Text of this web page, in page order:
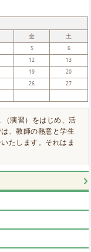
金 土
5
6
12
13
19
20
26
27
演習）をはじめ、活
、教師の熱意と学生
たします。それはま